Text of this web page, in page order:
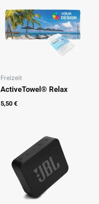
Freizeit
ActiveTowel® Relax
5,50 €